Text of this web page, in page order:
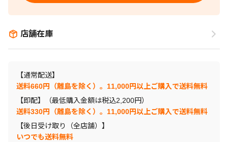
店舗在庫
【通常配送】
送料660円（離島を除く）。11,000円以上ご購入で送料無料
【即配】（最低購入金額は税込2,200円）
送料330円（離島を除く）。11,000円以上ご購入で送料無料
【後日受け取り（全店舗）】
いつでも送料無料